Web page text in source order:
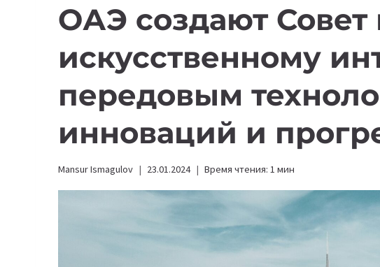
ОАЭ создают Совет
искусственному
передовым
инноваций и
Mansur Ismagulov 23.01.2024 Время чтения: 1 мин